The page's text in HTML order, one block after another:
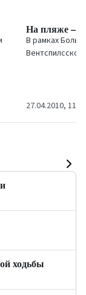
На пляже –
В рамках
27.04.2010, 11:39
ходьбы